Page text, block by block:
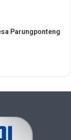
Parungponteng